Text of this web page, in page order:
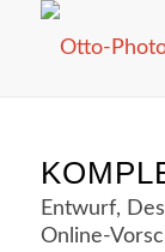
Entwurf,
Online-